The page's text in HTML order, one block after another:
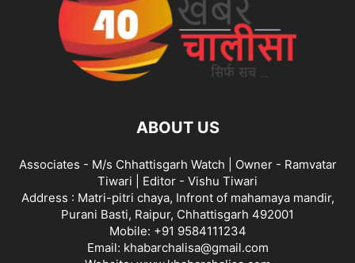
ABOUT US
Associates - M/s Chhattisgarh Watch | Owner - Ramvatar
Tiwari | Editor - Vishu Tiwari
Address : Matri-pitri chaya, Infront of mahamaya mandir,
Purani Basti, Raipur, Chhattisgarh 492001
Mobile: +91 9584111234
Email: khabarchalisa@gmail.com